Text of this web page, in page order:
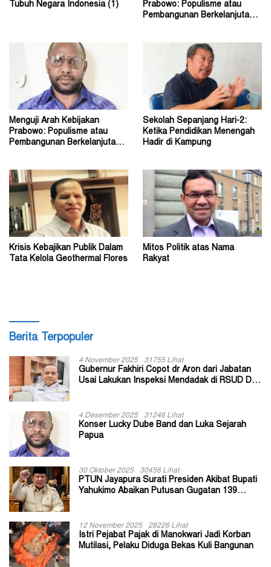
Tubuh Negara Indonesia (1)
Prabowo: Populisme atau
Pembangunan Berkelanjutan?
Menguji Arah Kebijakan
Prabowo: Populisme atau
Pembangunan Berkelanjutan?
Sekolah Sepanjang Hari-2:
Ketika Pendidikan Menengah
Hadir di Kampung
Krisis Kebajikan Publik Dalam
Tata Kelola Geothermal Flores
Mitos Politik atas Nama
Rakyat
Berita Terpopuler
4 November 2025 31755 Lihat
Gubernur Fakhiri Copot dr Aron dari Jabatan
Usai Lakukan Inspeksi Mendadak di RSUD Dok
4 Desember 2025 31246 Lihat
Konser Lucky Dube Band dan Luka Sejarah
Papua
30 Oktober 2025 30456 Lihat
PTUN Jayapura Surati Presiden Akibat Bupati
Yahukimo Abaikan Putusan Gugatan 139
12 November 2025 28226 Lihat
Istri Pejabat Pajak di Manokwari Jadi Korban
Mutilasi, Pelaku Diduga Bekas Kuli Bangunan